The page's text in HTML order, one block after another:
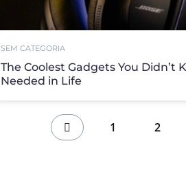
SEM CATEGORIA
The Coolest Gadgets You Didn’t
Needed in Life
1 2